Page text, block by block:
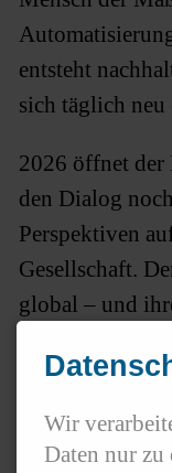
entsteht
sich täglich neu
2026 öffnet der
den Dialog
Perspektiven
Gesellschaft.
global – und
Gestalter einer
Intelligenz,
Wir
Daten nur zu